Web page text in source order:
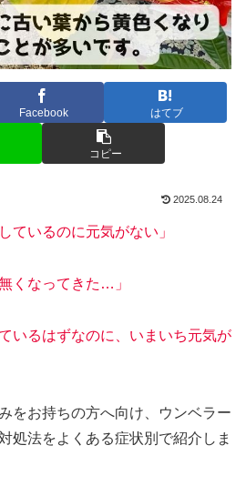
Facebook はてブ
コピー
2025.08.24
ているのに元気がない」
くなってきた…」
いるはずなのに、いまいち元気が
をお持ちの方へ向け、ウンベラー
処法をよくある症状別で紹介しま